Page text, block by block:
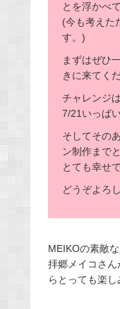
とを浮かべ
(今も考えた
す。)
まずはぜひ
きに来てく
チャレンジ
7/21いっぱい
そしてその
ン制作まで
とても幸せで
どうぞよろ
MEIKOの素敵
拝郷メイコさ
らとっても楽し